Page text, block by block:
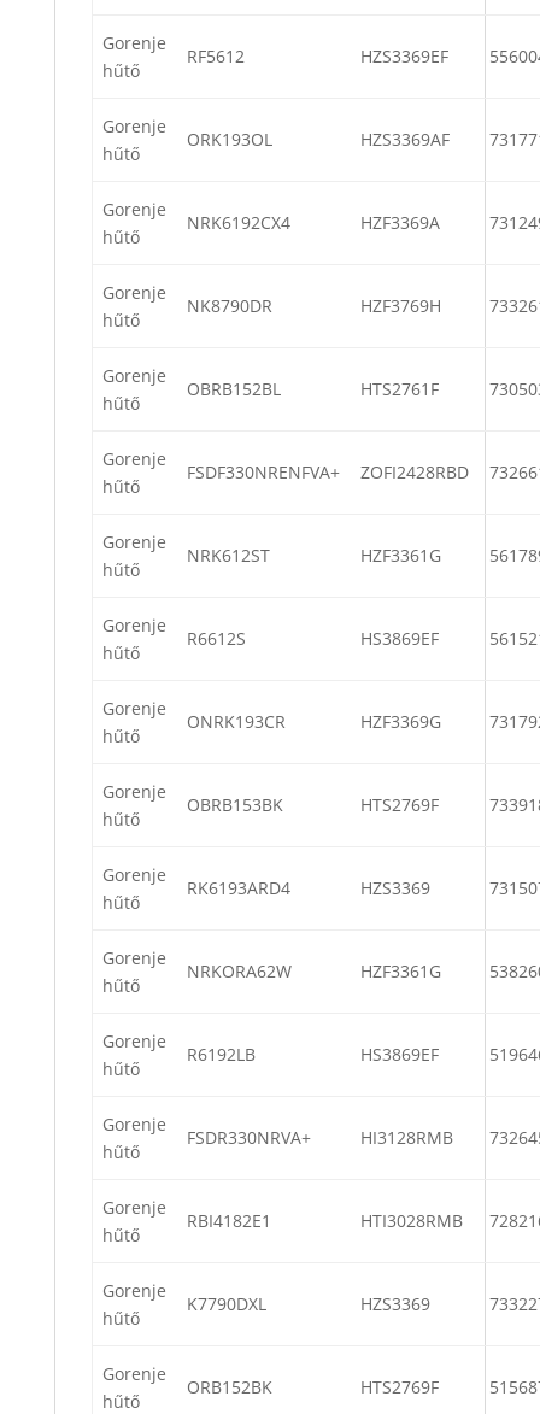
Gorenje
hűtő
RF5612 HZS3369EF
Gorenje
hűtő
ORK193OL HZS3369AF
Gorenje
hűtő
NRK6192CX4 HZF3369A
Gorenje
hűtő
NK8790DR HZF3769H
Gorenje
hűtő
OBRB152BL HTS2761F
Gorenje
hűtő
FSDF330NRENFVA+ ZOFI2428RBD
Gorenje
hűtő
NRK612ST HZF3361G
Gorenje
hűtő
R6612S HS3869EF
Gorenje
hűtő
ONRK193CR HZF3369G
Gorenje
hűtő
OBRB153BK HTS2769F
Gorenje
hűtő
RK6193ARD4 HZS3369
Gorenje
hűtő
NRKORA62W HZF3361G
Gorenje
hűtő
R6192LB HS3869EF
Gorenje
hűtő
FSDR330NRVA+ HI3128RMB
Gorenje
hűtő
RBI4182E1 HTI3028RMB
Gorenje
hűtő
K7790DXL HZS3369
Gorenje
hűtő
ORB152BK HTS2769F